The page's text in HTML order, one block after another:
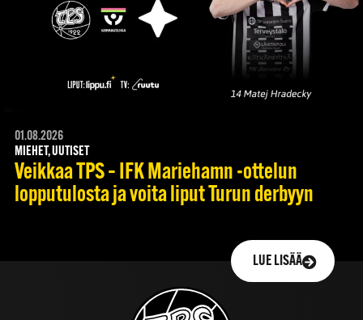
01.08.2026
MIEHET, UUTISET
Veikkaa TPS – IFK Mariehamn -ottelun
lopputulosta ja voita liput Turun derbyyn
LUE LISÄÄ